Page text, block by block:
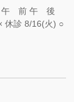
午 前 午 後
休診 8/16(火) ○